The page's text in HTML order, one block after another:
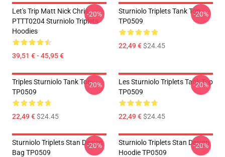
Let's Trip Matt Nick Chris
PTTT0204 Sturniolo Triplets
Hoodies
39,51 € - 45,95 €
-20%
Sturniolo Triplets Tank Top
TP0509
22,49 €$24.45
-20%
Triples Sturniolo Tank Top
TP0509
22,49 €$24.45
-20%
Les Sturniolo Triplets Tank Top
TP0509
22,49 €$24.45
-20%
Sturniolo Triplets Stan Design
Bag TP0509
-20%
Sturniolo Triplets Stan Design
Hoodie TP0509
-20%